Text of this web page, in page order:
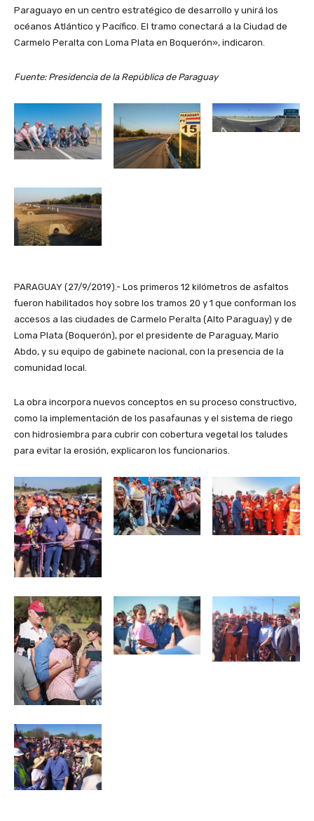
Paraguayo en un centro estratégico de desarrollo y unirá los
océanos Atlántico y Pacífico. El tramo conectará a la Ciudad de
Carmelo Peralta con Loma Plata en Boquerón», indicaron.
Fuente: Presidencia de la República de Paraguay
PARAGUAY (27/9/2019).- Los primeros 12 kilómetros de asfaltos
fueron habilitados hoy sobre los tramos 20 y 1 que conforman los
accesos a las ciudades de Carmelo Peralta (Alto Paraguay) y de
Loma Plata (Boquerón), por el presidente de Paraguay, Mario
Abdo, y su equipo de gabinete nacional, con la presencia de la
comunidad local.
La obra incorpora nuevos conceptos en su proceso constructivo,
como la implementación de los pasafaunas y el sistema de riego
con hidrosiembra para cubrir con cobertura vegetal los taludes
para evitar la erosión, explicaron los funcionarios.